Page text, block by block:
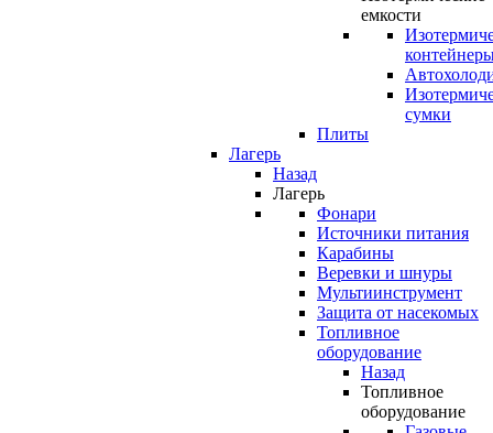
емкости
сумки
Плиты
Лагерь
Назад
Лагерь
Фонари
Источники питания
Карабины
Веревки и шнуры
Мультиинструмент
Защита от насекомых
Топливное
оборудование
Назад
Топливное
оборудование